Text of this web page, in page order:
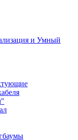
и Умный